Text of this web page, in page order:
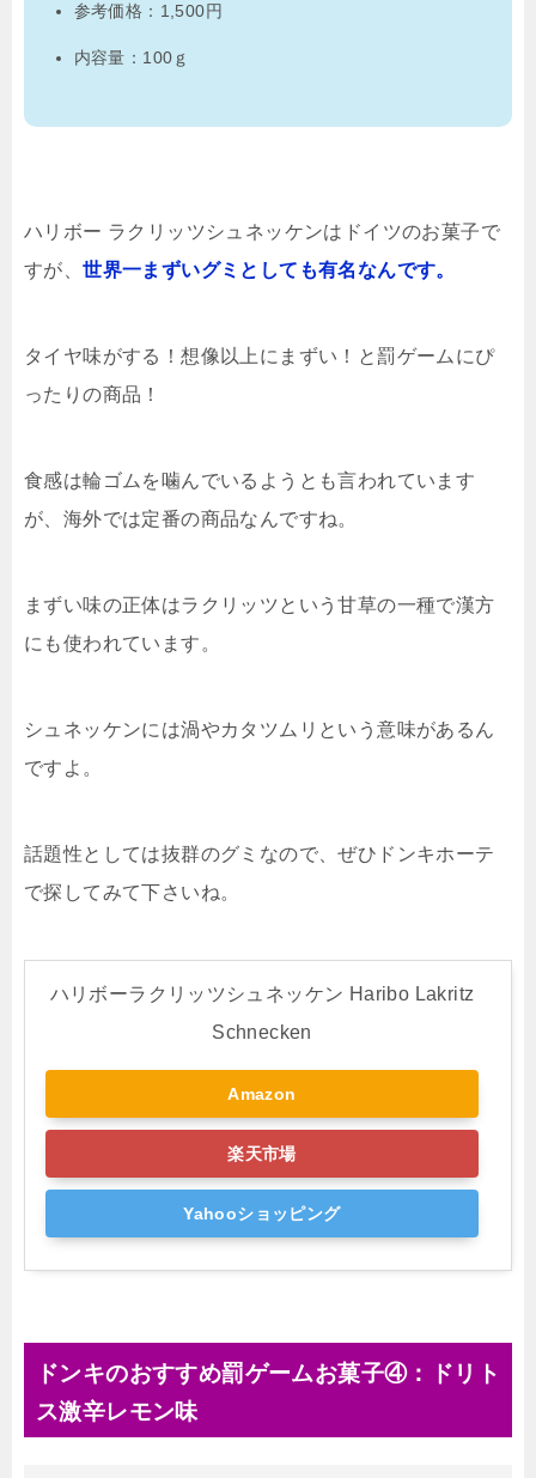
参考価格：1,500円
内容量：100ｇ
ハリボー ラクリッツシュネッケンはドイツのお菓子で
すが、世界一まずいグミとしても有名なんです。
タイヤ味がする！想像以上にまずい！と罰ゲームにぴ
ったりの商品！
食感は輪ゴムを噛んでいるようとも言われています
が、海外では定番の商品なんですね。
まずい味の正体はラクリッツという甘草の一種で漢方
にも使われています。
シュネッケンには渦やカタツムリという意味があるん
ですよ。
話題性としては抜群のグミなので、ぜひドンキホーテ
で探してみて下さいね。
ハリボーラクリッツシュネッケン Haribo Lakritz
Schnecken
Amazon
楽天市場
Yahooショッピング
ドンキのおすすめ罰ゲームお菓子④：ドリト
ス激辛レモン味